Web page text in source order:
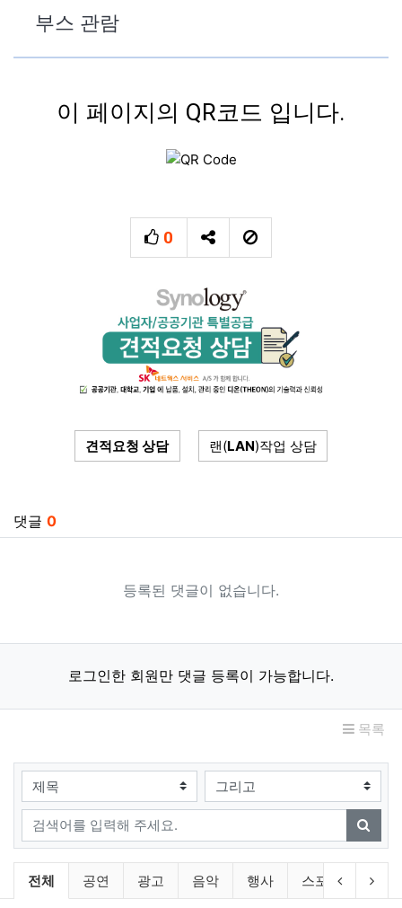
부스 관람
이 페이지의 QR코드 입니다.
0
추천
SNS 공유
신고
견적요청 상담 랜(LAN)작업 상담
댓글 0
등록된 댓글이 없습니다.
로그인한 회원만 댓글 등록이 가능합니다.
목록
검색대상
검색어
검색
Gallery 분류 목록
전체 공연 광고 음악 행사 스포츠 음식
이전 분류
다